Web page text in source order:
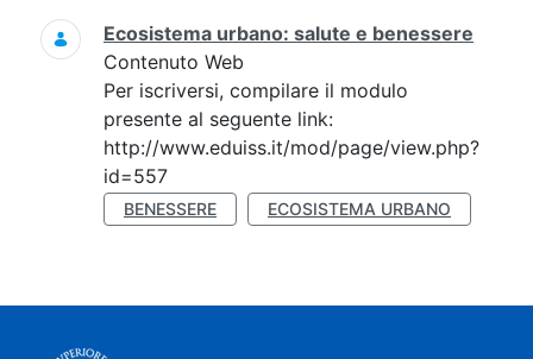
Ricerca
Ecosistema urbano: salute e benessere
Contenuto Web
Per iscriversi, compilare il modulo
presente al seguente link:
http://www.eduiss.it/mod/page/view.php?
id=557
BENESSERE ECOSISTEMA URBANO